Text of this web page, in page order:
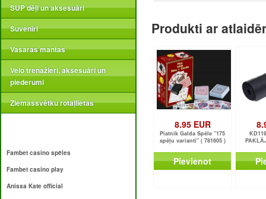
SUP dēļi un aksesuāri
Suvenīri
Vasaras mantas
Velo trenažieri, aksesuāri un
piederumi
Ziemassvētku rotaļlietas
Fambet casino spēles
Fambet casino play
Anissa Kate official
Produkti ar
8.95 EUR
Piatnik Galda Spēle "175
spēļu varianti" ( 781605 )
Pievienot